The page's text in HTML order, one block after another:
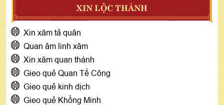
XIN LỘC THÁNH
Xin xăm tả quân
Quan âm linh xâm
Xin xăm quan thánh
Gieo quẻ Quan Tế Công
Gieo quẻ kinh dịch
Gieo quẻ Khổng Minh